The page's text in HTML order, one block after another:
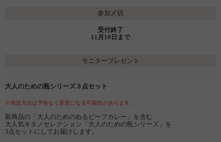
参加〆切
受付終了
11月19日まで
モニタープレゼント
大人のための瓶シリーズ３点セット
※発送方法は予告なく変更になる可能性があります。
新商品の「大人のためのぬるビーフカレー」を含む
大人気キタノセレクション「大人のための瓶シリーズ」を
3点セットにしてお届けします。